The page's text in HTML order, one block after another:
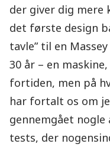
der giver dig
det første design
tavle” til en
30 år – en
fortiden, men på
har fortalt os om
gennemgået
tests, der